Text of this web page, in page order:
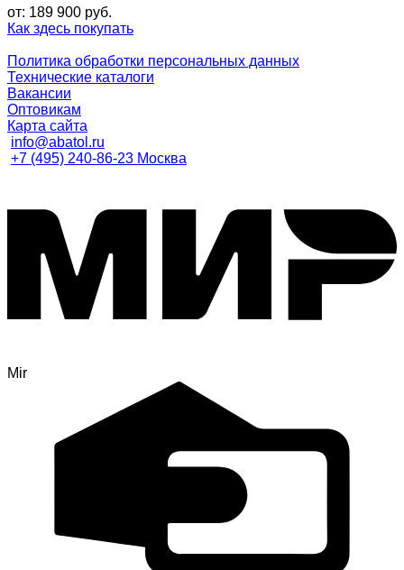
от: 189 900 руб.
Как здесь покупать
Политика обработки персональных данных
Технические каталоги
Вакансии
Оптовикам
Карта сайта
info@abatol.ru
+7 (495) 240-86-23 Москва
Mir